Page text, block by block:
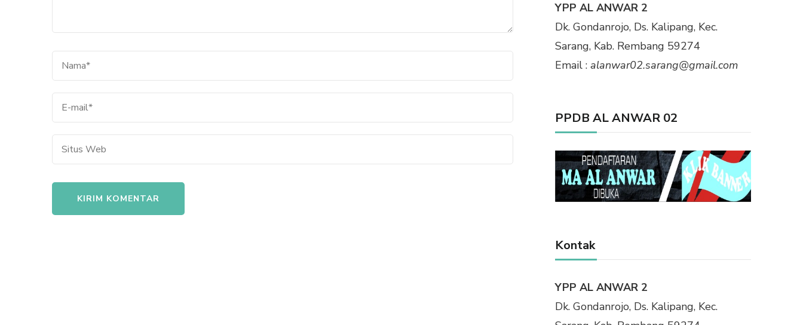
YPP AL ANWAR 2
Dk. Gondanrojo, Ds. Kalipang, Kec.
Sarang, Kab. Rembang 59274
Email :alanwar02.sarang@gmail.com
PPDB AL ANWAR 02
Kontak
YPP AL ANWAR 2
Dk. Gondanrojo, Ds. Kalipang, Kec.